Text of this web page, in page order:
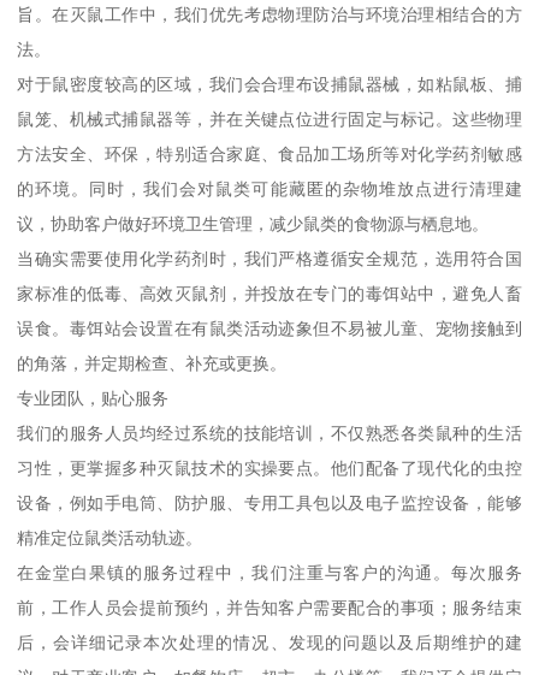
旨。在灭鼠工作中，我们优先考虑物理防治与环境治理相结合的方
法。
对于鼠密度较高的区域，我们会合理布设捕鼠器械，如粘鼠板、捕
鼠笼、机械式捕鼠器等，并在关键点位进行固定与标记。这些物理
方法安全、环保，特别适合家庭、食品加工场所等对化学药剂敏感
的环境。同时，我们会对鼠类可能藏匿的杂物堆放点进行清理建
议，协助客户做好环境卫生管理，减少鼠类的食物源与栖息地。
当确实需要使用化学药剂时，我们严格遵循安全规范，选用符合国
家标准的低毒、高效灭鼠剂，并投放在专门的毒饵站中，避免人畜
误食。毒饵站会设置在有鼠类活动迹象但不易被儿童、宠物接触到
的角落，并定期检查、补充或更换。
专业团队，贴心服务
我们的服务人员均经过系统的技能培训，不仅熟悉各类鼠种的生活
习性，更掌握多种灭鼠技术的实操要点。他们配备了现代化的虫控
设备，例如手电筒、防护服、专用工具包以及电子监控设备，能够
精准定位鼠类活动轨迹。
在金堂白果镇的服务过程中，我们注重与客户的沟通。每次服务
前，工作人员会提前预约，并告知客户需要配合的事项；服务结束
后，会详细记录本次处理的情况、发现的问题以及后期维护的建